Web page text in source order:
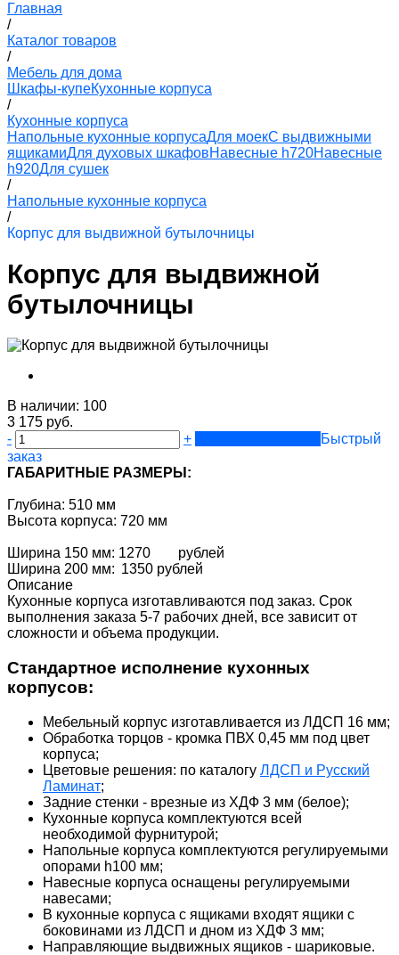
Главная
/
Каталог товаров
/
Мебель для дома
Шкафы-купеКухонные корпуса
/
Кухонные корпуса
Напольные кухонные корпусаДля моекС выдвижными
ящикамиДля духовых шкафовНавесные h720Навесные
h920Для сушек
/
Напольные кухонные корпуса
/
Корпус для выдвижной бутылочницы
Корпус для выдвижной
бутылочницы
В наличии: 100
3 175 руб.
-
+
Быстрый
заказ
ГАБАРИТНЫЕ РАЗМЕРЫ:
Глубина: 510 мм
Высота корпуса: 720 мм
Ширина 150 мм: 1270
рублей
Ширина 200 мм: 1350 рублей
Описание
Кухонные корпуса изготавливаются под заказ. Срок
выполнения заказа 5-7 рабочих дней, все зависит от
сложности и объема продукции.
Стандартное исполнение кухонных
корпусов:
Мебельный корпус изготавливается из ЛДСП 16 мм;
Обработка торцов - кромка ПВХ 0,45 мм под цвет
корпуса;
Цветовые решения: по каталогу ЛДСП и Русский
Ламинат;
Задние стенки - врезные из ХДФ 3 мм (белое);
Кухонные корпуса комплектуются всей
необходимой фурнитурой;
Напольные корпуса комплектуются регулируемыми
опорами h100 мм;
Навесные корпуса оснащены регулируемыми
навесами;
В кухонные корпуса с ящиками входят ящики с
боковинами из ЛДСП и дном из ХДФ 3 мм;
Направляющие выдвижных ящиков - шариковые.